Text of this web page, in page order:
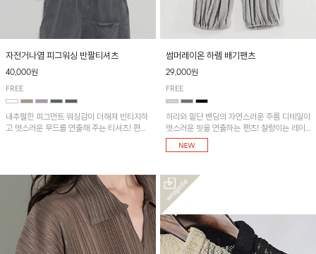
자전거나염 피그워싱 반팔티셔츠
40,000원
FREE
내추럴한 피그먼트 워싱감이 더해져 빈티지하
고 멋스러운 무드를 연출해 주는 티셔츠! 편안
썸머레이온 하렘 배기팬츠
29,000원
FREE
허리와 밑단 밴딩의 자연스러운 주름 디테일이
멋스러운 핏을 연출하는 팬츠! 찰랑이는 레이
온 소재로 가볍고 시원하게 착용되며, 여유로
운 실루엣으로 활동성이 좋아 데일리 하게 즐